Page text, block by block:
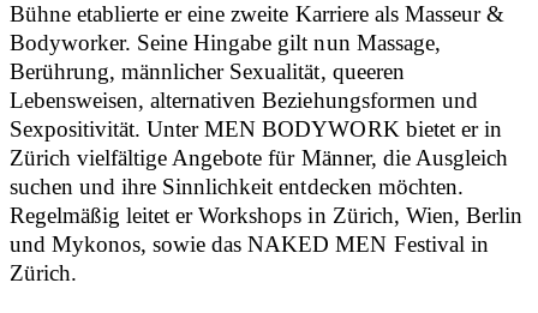
Bühne etablierte er eine zweite Karriere als Masseur &
Bodyworker. Seine Hingabe gilt nun Massage,
Berührung, männlicher Sexualität, queeren
Lebensweisen, alternativen Beziehungsformen und
Sexpositivität. Unter MEN BODYWORK bietet er in
Zürich vielfältige Angebote für Männer, die Ausgleich
suchen und ihre Sinnlichkeit entdecken möchten.
Regelmäßig leitet er Workshops in Zürich, Wien, Berlin
und Mykonos, sowie das NAKED MEN Festival in
Zürich.